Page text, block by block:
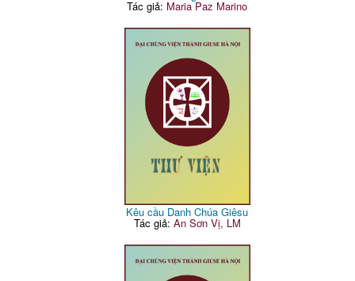
Tác giả: Maria Paz Marino
Kêu cầu Danh Chúa Giêsu
Tác giả: An Sơn Vị, LM